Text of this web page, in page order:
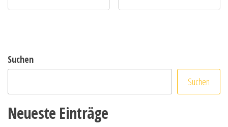
Suchen
Suchen
Neueste Einträge